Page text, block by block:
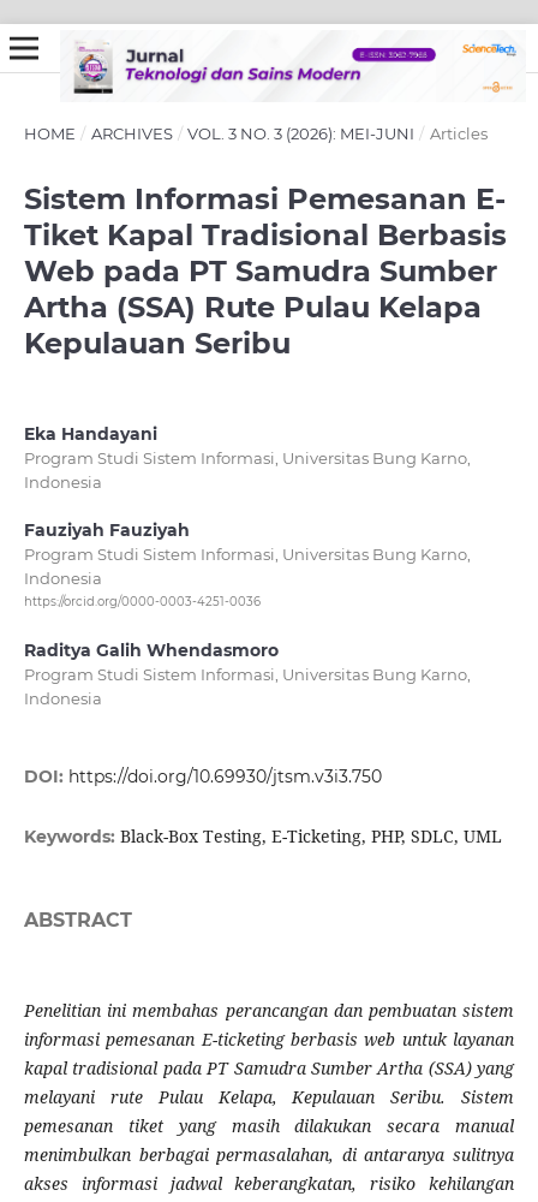
HOME / ARCHIVES / VOL. 3 NO. 3 (2026): MEI-JUNI / Articles
Sistem Informasi Pemesanan E-
Tiket Kapal Tradisional Berbasis
Web pada PT Samudra Sumber
Artha (SSA) Rute Pulau Kelapa
Kepulauan Seribu
Eka Handayani
Program Studi Sistem Informasi, Universitas Bung Karno,
Indonesia
Fauziyah Fauziyah
Program Studi Sistem Informasi, Universitas Bung Karno,
Indonesia
https://orcid.org/0000-0003-4251-0036
Raditya Galih Whendasmoro
Program Studi Sistem Informasi, Universitas Bung Karno,
Indonesia
DOI: https://doi.org/10.69930/jtsm.v3i3.750
Keywords: Black-Box Testing, E-Ticketing, PHP, SDLC, UML
ABSTRACT
Penelitian ini membahas perancangan dan pembuatan sistem
informasi pemesanan E-ticketing berbasis web untuk layanan
kapal tradisional pada PT Samudra Sumber Artha (SSA) yang
melayani rute Pulau Kelapa, Kepulauan Seribu. Sistem
pemesanan tiket yang masih dilakukan secara manual
menimbulkan berbagai permasalahan, di antaranya sulitnya
akses informasi jadwal keberangkatan, risiko kehilangan